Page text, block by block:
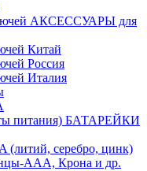
АКСЕССУАРЫ для
Китай
Россия
Италия
БАТАРЕЙКИ
(литий, серебро, цинк)
ААА, Крона и др.